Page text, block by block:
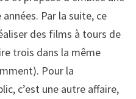
Par la suite, ce
des films à tours de
trois dans la même
Pour la
c’est une autre affaire,